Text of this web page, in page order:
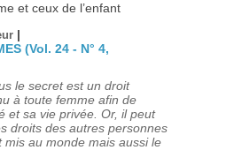
et ceux de l’enfant
|
(Vol. 24 - N° 4,
le secret est un droit
à toute femme afin de
et sa vie privée. Or, il peut
droits des autres personnes
mis au monde mais aussi le